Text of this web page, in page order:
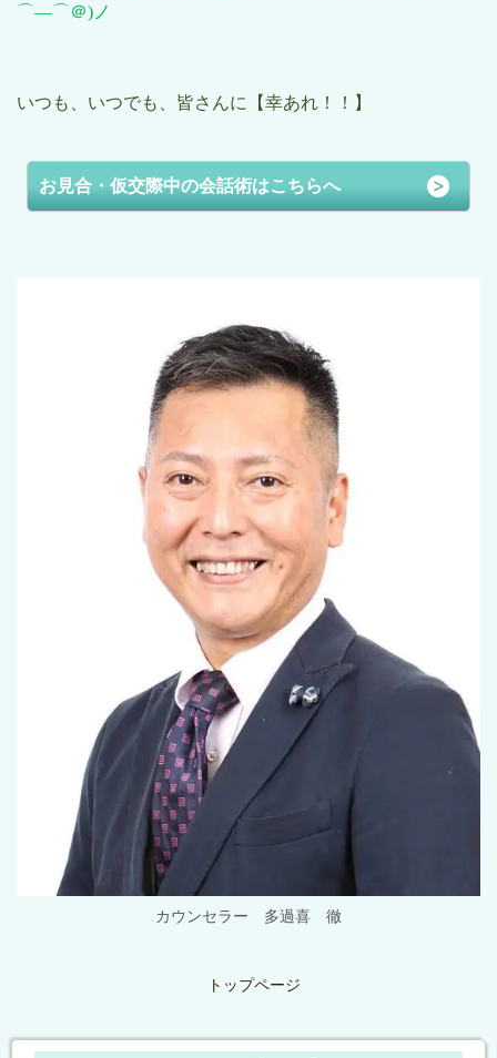
⌒―⌒＠) ノ
いつも、いつでも、皆さんに【幸あれ！！】
お見合・仮交際中の会話術はこちらへ
カウンセラー 多過喜 徹
トップページ